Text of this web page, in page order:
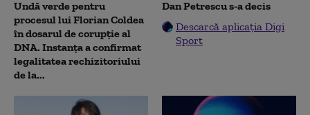
Undă verde pentru
procesul lui Florian Coldea
în dosarul de corupție al
DNA. Instanța a confirmat
legalitatea rechizitoriului
de la...
Dan Petrescu s-a decis
Descarcă aplicația Digi
Sport